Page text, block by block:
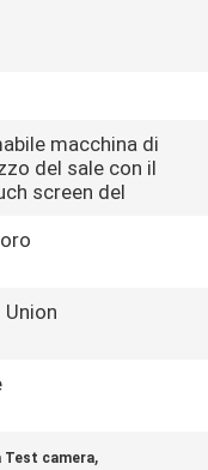
macchina di
del sale con il
screen del
Test camera,